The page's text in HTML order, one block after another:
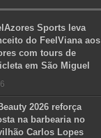
Sports leva
do FeelViana aos
com tours de
em São Miguel
2026 reforça
na barbearia no
Carlos Lopes